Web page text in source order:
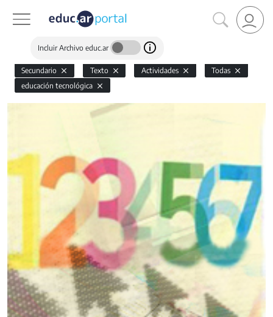
Incluir Archivo educ.ar
Secundario Texto Actividades
Todas
educación tecnológica